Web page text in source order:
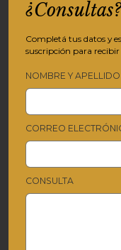
¿Consultas?
Completá tus datos y
suscripción para recibir
NOMBRE Y APELLIDO
CORREO
CONSULTA